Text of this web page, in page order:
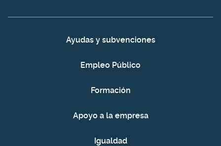
Ayudas y subvenciones
Empleo Público
Formación
Apoyo a la empresa
Igualdad